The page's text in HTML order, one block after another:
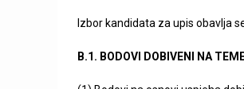
Izbor kandidata za upis obavlja
B.1. BODOVI DOBIVENI NA